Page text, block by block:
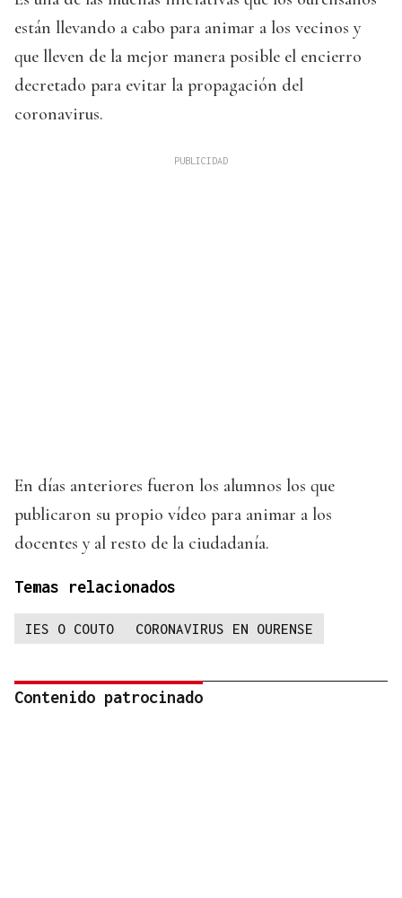
están llevando a cabo para animar a los vecinos y
que lleven de la mejor manera posible el encierro
decretado para evitar la propagación del
coronavirus.
En días anteriores fueron los alumnos los que
publicaron su propio vídeo para animar a los
docentes y al resto de la ciudadanía.
Temas relacionados
IES O COUTO CORONAVIRUS EN OURENSE
Contenido patrocinado